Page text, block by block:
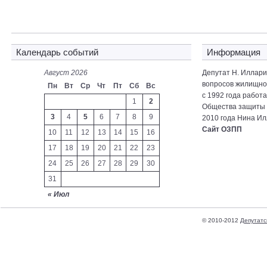
Календарь событий
Август 2026
Пн
Вт Ср Чт Пт Сб Вс
« Июл
1
2
3
4 5 6 7 8
9
10
11 12 13 14 15
16
17
18 19 20 21 22
23
24
25 26 27 28 29
30
31
Информация
Депутат Н.
вопросов
с 1992 года
Общества защиты
2010 года Нина
Сайт ОЗПП
© 2010-2012